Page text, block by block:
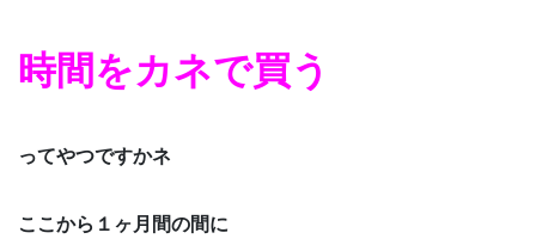
時間をカネで買う
ってやつですかネ
ここから１ヶ月間の間に